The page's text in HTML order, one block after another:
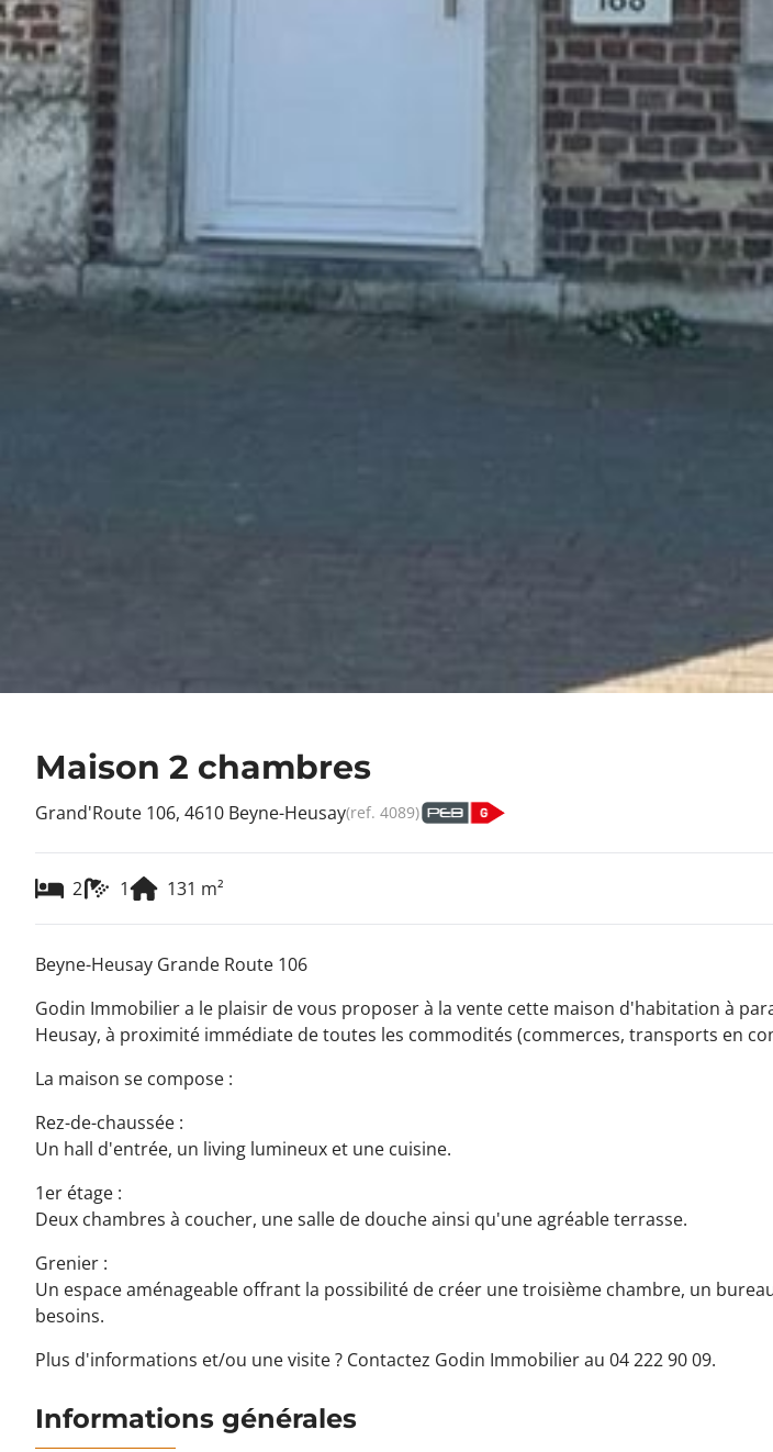
Maison 2 chambres
Grand'Route 106, 4610 Beyne-Heusay(ref. 4089)
2 1 131 m²
Beyne-Heusay Grande Route 106
Godin Immobilier a le plaisir de vous proposer à la vente cette maison d'habitation à
Heusay, à proximité immédiate de toutes les commodités (commerces, transports en
La maison se compose :
Rez-de-chaussée :
Un hall d'entrée, un living lumineux et une cuisine.
1er étage :
Deux chambres à coucher, une salle de douche ainsi qu'une agréable terrasse.
Grenier :
Un espace aménageable offrant la possibilité de créer une troisième chambre, un
besoins.
Plus d'informations et/ou une visite ? Contactez Godin Immobilier au 04 222 90 09.
Informations générales